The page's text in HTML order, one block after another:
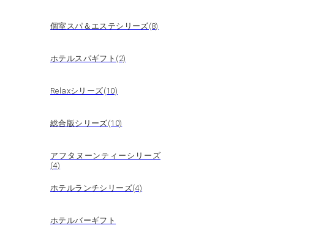
個室スパ＆エステシリーズ(8)
ホテルスパギフト(2)
Relaxシリーズ(10)
総合版シリーズ(10)
アフタヌーンティーシリーズ
(4)
ホテルランチシリーズ(4)
ホテルバーギフト